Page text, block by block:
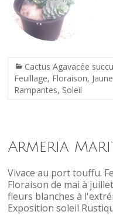
Cactus Agavacée
Feuillage, Floraison, Jaune
Rampantes, Soleil
Armeria
Vivace au port touffu.
Floraison de mai à
fleurs blanches à
Exposition soleil